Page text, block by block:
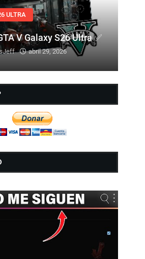
ULTRA
V Galaxy S26 Ultra ✅
abril 29, 2026